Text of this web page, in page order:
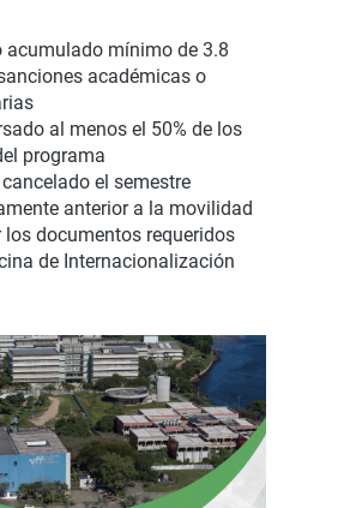
acumulado mínimo de 3.8
académicas o
al menos el 50% de los
programa
el semestre
anterior a la movilidad
los documentos requeridos
de Internacionalización